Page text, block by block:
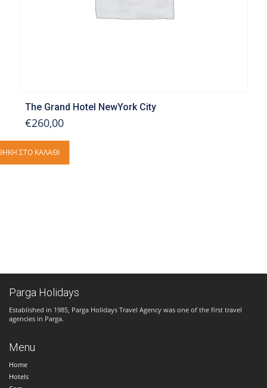
The Grand Hotel NewYork City
€260,00
ΣΤΟ ΚΑΛΆΘΙ
Parga Holidays
Established in 1985, Parga Holidays Travel Agency was one of the first travel
agencies in Parga.
Menu
Home
Hotels